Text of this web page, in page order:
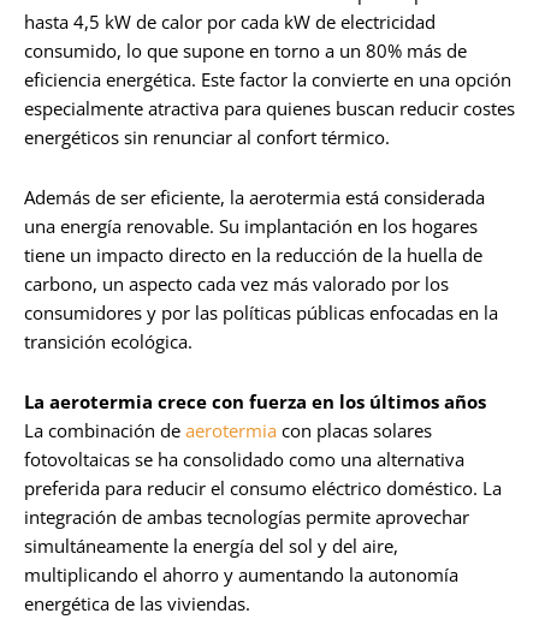
hasta 4,5 kW de calor por cada kW de electricidad
consumido, lo que supone en torno a un 80% más de
eficiencia energética. Este factor la convierte en una opción
especialmente atractiva para quienes buscan reducir costes
energéticos sin renunciar al confort térmico.
Además de ser eficiente, la aerotermia está considerada
una energía renovable. Su implantación en los hogares
tiene un impacto directo en la reducción de la huella de
carbono, un aspecto cada vez más valorado por los
consumidores y por las políticas públicas enfocadas en la
transición ecológica.
La aerotermia crece con fuerza en los últimos años
La combinación de aerotermia con placas solares
fotovoltaicas se ha consolidado como una alternativa
preferida para reducir el consumo eléctrico doméstico. La
integración de ambas tecnologías permite aprovechar
simultáneamente la energía del sol y del aire,
multiplicando el ahorro y aumentando la autonomía
energética de las viviendas.